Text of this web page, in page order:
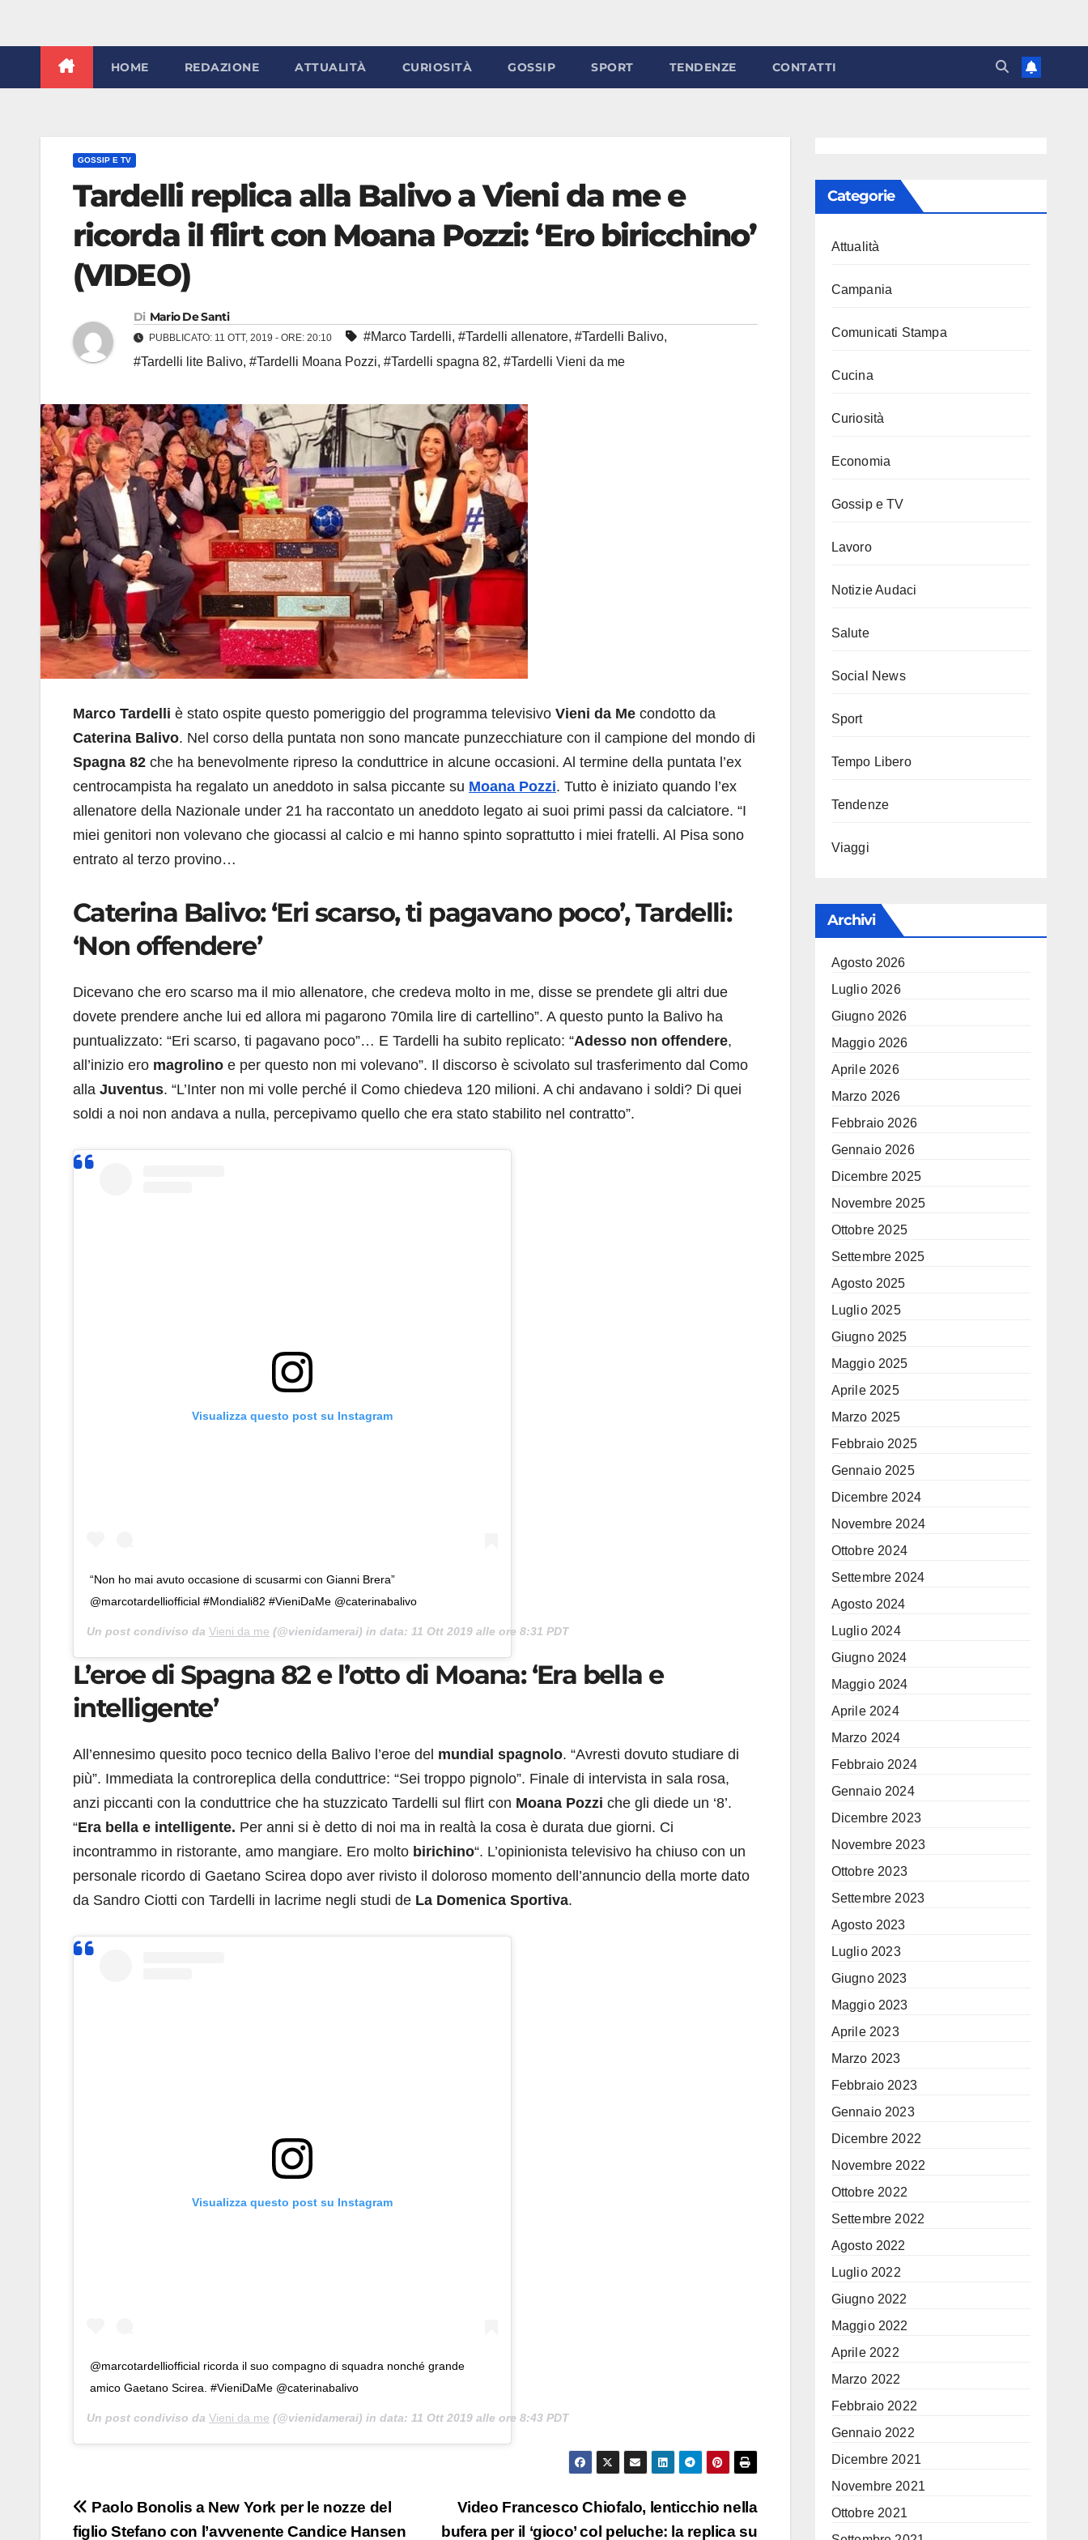
HOME REDAZIONE ATTUALITÀ CURIOSITÀ GOSSIP SPORT TENDENZE CONTATTI
GOSSIP E TV
Tardelli replica alla Balivo a Vieni da me e
ricorda il flirt con Moana Pozzi: ‘Ero biricchino’
(VIDEO)
Di Mario De Santi
PUBBLICATO: 11 OTT, 2019 - ORE: 20:10 #Marco Tardelli, #Tardelli allenatore, #Tardelli Balivo,
#Tardelli lite Balivo, #Tardelli Moana Pozzi, #Tardelli spagna 82, #Tardelli Vieni da me
Marco Tardelli è stato ospite questo pomeriggio del programma televisivo Vieni da Me condotto da
Caterina Balivo. Nel corso della puntata non sono mancate punzecchiature con il campione del mondo di
Spagna 82 che ha benevolmente ripreso la conduttrice in alcune occasioni. Al termine della puntata l’ex
centrocampista ha regalato un aneddoto in salsa piccante su Moana Pozzi. Tutto è iniziato quando l’ex
allenatore della Nazionale under 21 ha raccontato un aneddoto legato ai suoi primi passi da calciatore. “I
miei genitori non volevano che giocassi al calcio e mi hanno spinto soprattutto i miei fratelli. Al Pisa sono
entrato al terzo provino…
Caterina Balivo: ‘Eri scarso, ti pagavano poco’, Tardelli:
‘Non offendere’
Dicevano che ero scarso ma il mio allenatore, che credeva molto in me, disse se prendete gli altri due
dovete prendere anche lui ed allora mi pagarono 70mila lire di cartellino”. A questo punto la Balivo ha
puntualizzato: “Eri scarso, ti pagavano poco”… E Tardelli ha subito replicato: “Adesso non offendere,
all’inizio ero magrolino e per questo non mi volevano”. Il discorso è scivolato sul trasferimento dal Como
alla Juventus. “L’Inter non mi volle perché il Como chiedeva 120 milioni. A chi andavano i soldi? Di quei
soldi a noi non andava a nulla, percepivamo quello che era stato stabilito nel contratto”.
Visualizza questo post su Instagram
“Non ho mai avuto occasione di scusarmi con Gianni Brera”
@marcotardelliofficial #Mondiali82 #VieniDaMe @caterinabalivo
Un post condiviso da Vieni da me (@vienidamerai) in data: 11 Ott 2019 alle ore 8:31 PDT
L’eroe di Spagna 82 e l’otto di Moana: ‘Era bella e
intelligente’
All’ennesimo quesito poco tecnico della Balivo l’eroe del mundial spagnolo. “Avresti dovuto studiare di
più”. Immediata la controreplica della conduttrice: “Sei troppo pignolo”. Finale di intervista in sala rosa,
anzi piccanti con la conduttrice che ha stuzzicato Tardelli sul flirt con Moana Pozzi che gli diede un ‘8’.
“Era bella e intelligente. Per anni si è detto di noi ma in realtà la cosa è durata due giorni. Ci
incontrammo in ristorante, amo mangiare. Ero molto birichino“. L’opinionista televisivo ha chiuso con un
personale ricordo di Gaetano Scirea dopo aver rivisto il doloroso momento dell’annuncio della morte dato
da Sandro Ciotti con Tardelli in lacrime negli studi de La Domenica Sportiva.
Visualizza questo post su Instagram
@marcotardelliofficial ricorda il suo compagno di squadra nonché grande
amico Gaetano Scirea. #VieniDaMe @caterinabalivo
Un post condiviso da Vieni da me (@vienidamerai) in data: 11 Ott 2019 alle ore 8:43 PDT
Navigazione
Video Francesco Chiofalo, lenticchio nella
bufera per il ‘gioco’ col peluche: la replica su
Paolo Bonolis a New York per le nozze del
figlio Stefano con l’avvenente Candice Hansen
Categorie
Attualità
Campania
Comunicati Stampa
Cucina
Curiosità
Economia
Gossip e TV
Lavoro
Notizie Audaci
Salute
Social News
Sport
Tempo Libero
Tendenze
Viaggi
Archivi
Agosto 2026
Luglio 2026
Giugno 2026
Maggio 2026
Aprile 2026
Marzo 2026
Febbraio 2026
Gennaio 2026
Dicembre 2025
Novembre 2025
Ottobre 2025
Settembre 2025
Agosto 2025
Luglio 2025
Giugno 2025
Maggio 2025
Aprile 2025
Marzo 2025
Febbraio 2025
Gennaio 2025
Dicembre 2024
Novembre 2024
Ottobre 2024
Settembre 2024
Agosto 2024
Luglio 2024
Giugno 2024
Maggio 2024
Aprile 2024
Marzo 2024
Febbraio 2024
Gennaio 2024
Dicembre 2023
Novembre 2023
Ottobre 2023
Settembre 2023
Agosto 2023
Luglio 2023
Giugno 2023
Maggio 2023
Aprile 2023
Marzo 2023
Febbraio 2023
Gennaio 2023
Dicembre 2022
Novembre 2022
Ottobre 2022
Settembre 2022
Agosto 2022
Luglio 2022
Giugno 2022
Maggio 2022
Aprile 2022
Marzo 2022
Febbraio 2022
Gennaio 2022
Dicembre 2021
Novembre 2021
Ottobre 2021